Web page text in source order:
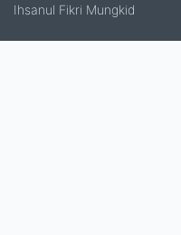
Ihsanul Fikri Mungkid